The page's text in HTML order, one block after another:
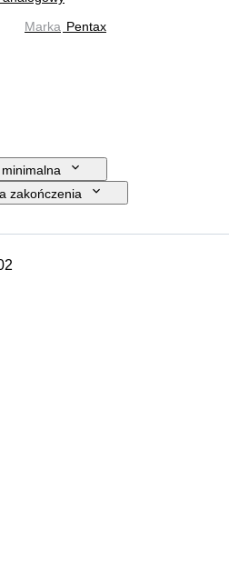
Marka Pentax
zakończenia